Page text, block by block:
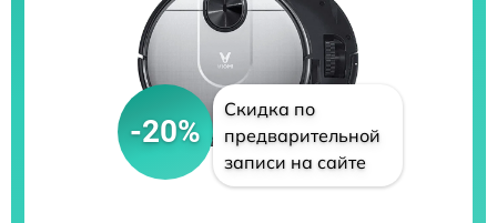
-20%
Скидка по
предварительной
записи на сайте